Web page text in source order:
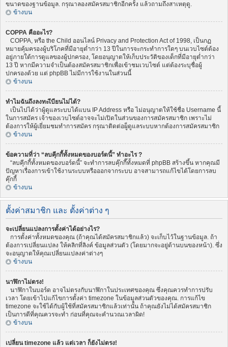
ขนาดของฐานข้อมูล. กรุณาลองสมัครสมาชิกอีกครั้ง แล้วถามถึงสาเหตุดู.
ข้างบน
COPPA คืออะไร?
COPPA, หรือ the Child ออนไลน์ Privacy and Protection Act of 1998, เป็นกฏ
หมายคุ้มครองผู้บริโภคที่มีอายุต่ำกว่า 13 ปีในการจะกระทำการใดๆ บนเวบไซต์ต้อง
อยู่ภายใต้การดูแลของผู้ปกครอง, โดยอนุญาตให้เก็บประวัติของเด็กที่มีอายุต่ำกว่า
13 ปี หากมีความจำเป็นต้องสมัครสมาชิกเพื่อเข้าชมเวบไซต์ แต่ต้องระบุชื่อผู้
ปกครองด้วย แต่ phpBB ไม่มีการใช้งานในส่วนนี้
ข้างบน
ทำไมฉันถึงลงทะเีบียนไม่ได้?
เป็นไปได้ว่าผู้ดูแลระบบได้แบน IP Address หรือ ไม่อนุญาตให้ใช้ชื่อ Username นี้
ในการสมัคร เจ้าของเวบไซต์อาจจะไม่เปิดในส่วนของการสมัครสมาชิก เพราะไม่
ต้องการให้ผู้เยี่ยมชมทำการสมัคร กรุณาติดต่อผู็ดูแลระบบหากต้องการสมัครสมาชิก
ข้างบน
ข้อความที่ว่า “ลบคุีกกี้ทั้งหมดของบอร์ดนี้” ทำอะไร ?
“ลบคุีกกี้ทั้งหมดของบอร์ดนี้” จะทำการลบคุ๊กกี๊ทั้งหมดที่ phpBB สร้างขึ้น หากคุณมี
ปัญหาเรื่องการเข้าใช้งานระบบหรือออกจากระบบ อาจสามารถแก้ไขได้โดยการลบ
คุ๊กกี้
ข้างบน
ตั้งค่าสมาชิก และ ตั้งค่าต่าง ๆ
จะเปลี่ยนแปลงการตั้งค่าได้อย่างไร?
การตั้งค่าทั้งหมดของคุณ (ถ้าคุณได้สมัครสมาชิกแล้ว) จะเก็บไว้ในฐานข้อมูล. ถ้า
ต้องการเปลี่ยนแปลง ให้คลิกที่ลิงค์ ข้อมูลส่วนตัว (โดยมากจะอยู่ด้านบนของหน้า). ซึ่ง
จะอนุญาตให้คุณเปลี่ยนแปลงค่าต่างๆ
ข้างบน
นาฬิกาไม่ตรง!
นาฬิกาในบอร์ด อาจไม่ตรงกับนาฬิกาในประเทศของคุณ ซึ่งคุณควรทำการปรับ
เวลา โดยเข้าไปแก้ไขการตั้งค่า timezone ในข้อมูลส่วนตัวของคุณ. การแก้ไข
timezone จะใช้ได้กับผู้ใช้ที่สมัครสมาชิกแล้วเท่านั้น ถ้าคุณยังไม่ได้สมัครสมาชิก
เป็นการดีที่คุณควรจะทำ ก่อนที่คุณจะคำนวณเวลาผิด!
ข้างบน
เปลี่ยน timezone แล้ว แต่เวลา ก็ยังไม่ตรง!